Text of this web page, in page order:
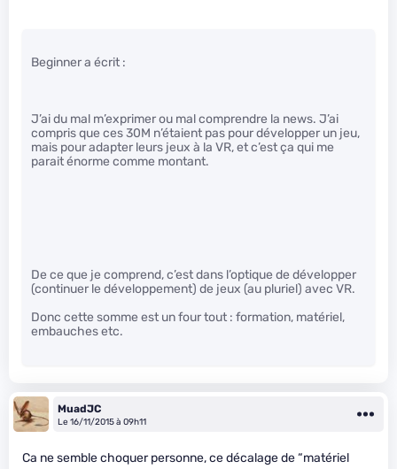
Beginner a écrit :
J’ai du mal m’exprimer ou mal comprendre la news. J’ai
compris que ces 30M n’étaient pas pour développer un jeu,
mais pour adapter leurs jeux à la VR, et c’est ça qui me
parait énorme comme montant.
De ce que je comprend, c’est dans l’optique de développer
(continuer le développement) de jeux (au pluriel) avec VR.
Donc cette somme est un four tout : formation, matériel,
embauches etc.
MuadJC
Le 16/11/2015 à 09h11
Ca ne semble choquer personne, ce décalage de “matériel